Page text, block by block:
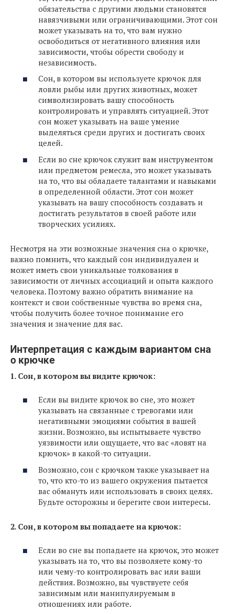
обязательства с другими людьми становятся
навязчивыми или ограничивающими. Этот сон
может указывать на то, что вам нужно
освободиться от негативного влияния или
зависимости, чтобы обрести свободу и
независимость.
Сон, в котором вы используете крючок для
ловли рыбы или других животных, может
символизировать вашу способность
контролировать и управлять ситуацией. Этот
сон может указывать на ваше умение
выделяться среди других и достигать своих
целей.
Если во сне крючок служит вам инструментом
или предметом ремесла, это может указывать
на то, что вы обладаете талантами и навыками
в определенной области. Этот сон может
указывать на вашу способность создавать и
достигать результатов в своей работе или
творческих усилиях.
Несмотря на эти возможные значения сна о крючке,
важно помнить, что каждый сон индивидуален и
может иметь свои уникальные толкования в
зависимости от личных ассоциаций и опыта каждого
человека. Поэтому важно обратить внимание на
контекст и свои собственные чувства во время сна,
чтобы получить более точное понимание его
значения и значение для вас.
Интерпретация с каждым вариантом сна
о крючке
1. Сон, в котором вы видите крючок:
Если вы видите крючок во сне, это может
указывать на связанные с тревогами или
негативными эмоциями события в вашей
жизни. Возможно, вы испытываете чувство
уязвимости или ощущаете, что вас «ловят на
крючок» в какой-то ситуации.
Возможно, сон с крючком также указывает на
то, что кто-то из вашего окружения пытается
вас обмануть или использовать в своих целях.
Будьте осторожны и берегите свои интересы.
2. Сон, в котором вы попадаете на крючок:
Если во сне вы попадаете на крючок, это может
указывать на то, что вы позволяете кому-то
или чему-то контролировать вас или ваши
действия. Возможно, вы чувствуете себя
зависимым или манипулируемым в
отношениях или работе.